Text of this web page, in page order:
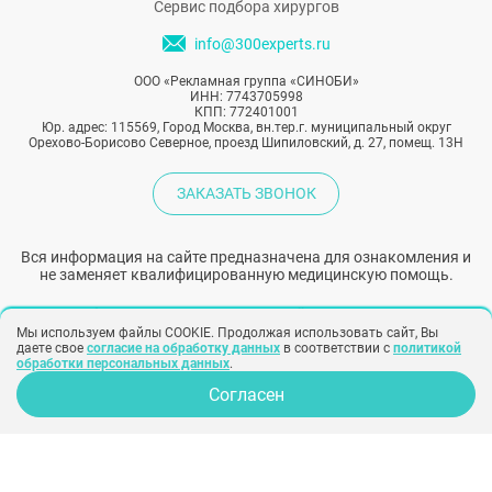
связаны с выпадением волос и как
восполнить их дефицит.
Сервис подбора хирургов
info@300experts.ru
ООО «Рекламная группа «СИНОБИ»
ИНН: 7743705998
КПП: 772401001
Юр. адрес: 115569, Город Москва, вн.тер.г. муниципальный округ
Орехово-Борисово Северное, проезд Шипиловский, д. 27, помещ. 13Н
ЗАКАЗАТЬ ЗВОНОК
Вся информация на сайте предназначена для ознакомления и
не заменяет квалифицированную медицинскую помощь.
Обязательно проконсультируйтесь с врачом!
Народный рейтинг хирургов
Мы используем файлы COOKIE. Продолжая использовать сайт, Вы
даете свое согласие на обработку данных в соответствии с политикой
обработки персональных данных.
Согласен